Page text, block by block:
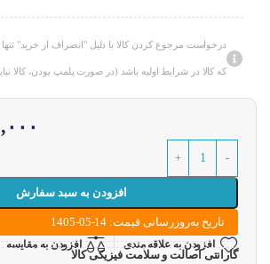
درخواست مرجوع کردن کالا با دلیل "انصراف از خرید"
که کالا در شرایط اولیه باشد (در صورت پلمپ بودن، کالا
افزودن به سبد سفارش
تاریخ به‌روزرسانی قیمت: 14-05-1405
افزودن به علاقه مندی افزودن به مقایسه
گارانتی اصالت و سلامت فیزیکی کالا